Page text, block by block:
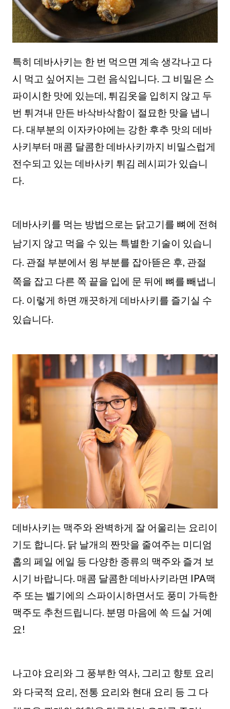
특히 데바사키는 한 번 먹으면 계속 생각나고 다
시 먹고 싶어지는 그런 음식입니다. 그 비밀은 스
파이시한 맛에 있는데, 튀김옷을 입히지 않고 두
번 튀겨내 만든 바삭바삭함이 절묘한 맛을 냅니
다. 대부분의 이자카야에는 강한 후추 맛의 데바
사키부터 매콤 달콤한 데바사키까지 비밀스럽게
전수되고 있는 데바사키 튀김 레시피가 있습니
다.
데바사키를 먹는 방법으로는 닭고기를 뼈에 전혀
남기지 않고 먹을 수 있는 특별한 기술이 있습니
다. 관절 부분에서 윙 부분를 잡아뜯은 후, 관절
쪽을 잡고 다른 쪽 끝을 입에 문 뒤에 뼈를 빼냅니
다. 이렇게 하면 깨끗하게 데바사키를 즐기실 수
있습니다.
데바사키는 맥주와 완벽하게 잘 어울리는 요리이
기도 합니다. 닭 날개의 짠맛을 줄여주는 미디엄
홉의 페일 에일 등 다양한 종류의 맥주와 즐겨 보
시기 바랍니다. 매콤 달콤한 데바사키라면 IPA맥
주 또는 벨기에의 스파이시하면서도 풍미 가득한
맥주도 추천드립니다. 분명 마음에 쏙 드실 거예
요!
나고야 요리와 그 풍부한 역사, 그리고 향토 요리
와 다국적 요리, 전통 요리와 현대 요리 등 그 다